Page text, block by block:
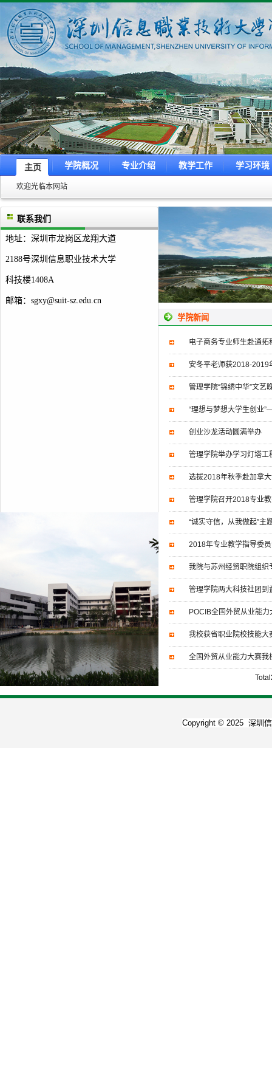
主页 学院概况 专业介绍 教学工作 学习环境
欢迎光临本网站
联系我们
地址：深圳市龙岗区龙翔大道
2188号深圳信息职业技术大学
科技楼1408A
邮箱： sgxy@suit-sz.edu.cn
学院新闻
电子商务专业师生赴通拓
安冬平老师获2018-2019
管理学院“锦绣中华”文艺
“理想与梦想大学生创业
创业沙龙活动圆满举办
管理学院举办学习灯塔工
选拔2018年秋季赴加拿
管理学院召开2018专业
“诚实守信，从我做起”主
2018年专业教学指导委
我院与苏州经贸职院组织
管理学院两大科技社团到
POCIB全国外贸从业能
我校获省职业院校技能大
全国外贸从业能力大赛我
Copyright © 2025 深圳